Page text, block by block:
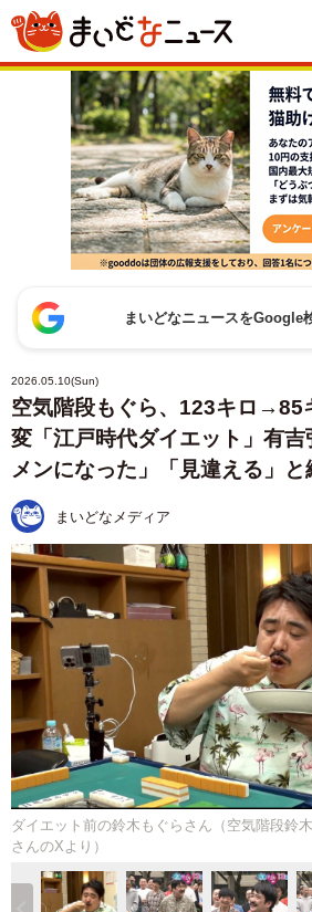
まいどなニュースをGoogle
2026.05.10(Sun)
空気階段もぐら、123キロ→85
変「江戸時代ダイエット」有
メンになった」「見違える」と
まいどなメディア
ダイエット前の鈴木もぐらさん（空気階段鈴
さんのXより）